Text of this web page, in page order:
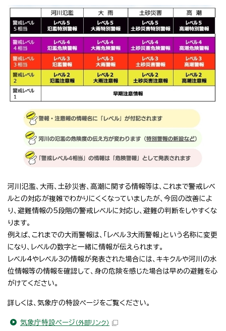
河川氾濫、大雨、土砂災害、高潮に関する情報等は、これまで警戒レベ
ルとの対応が複雑でわかりにくくなっていましたが、今回の改善によ
り、避難情報の5段階の警戒レベルに対応し、避難の判断をしやすくな
ります。
例えば、これまでの大雨警報は、「レベル3大雨警報」という名称に変更
になり、レベルの数字と一緒に情報が伝えられます。
レベル4やレベル3の情報が発表された場合には、キキクルや河川の水
位情報等の情報を確認して、身の危険を感じた場合は早めの避難を心
がけてください。
詳しくは、気象庁の特設ページをご覧ください。
気象庁特設ページ （外部リンク）